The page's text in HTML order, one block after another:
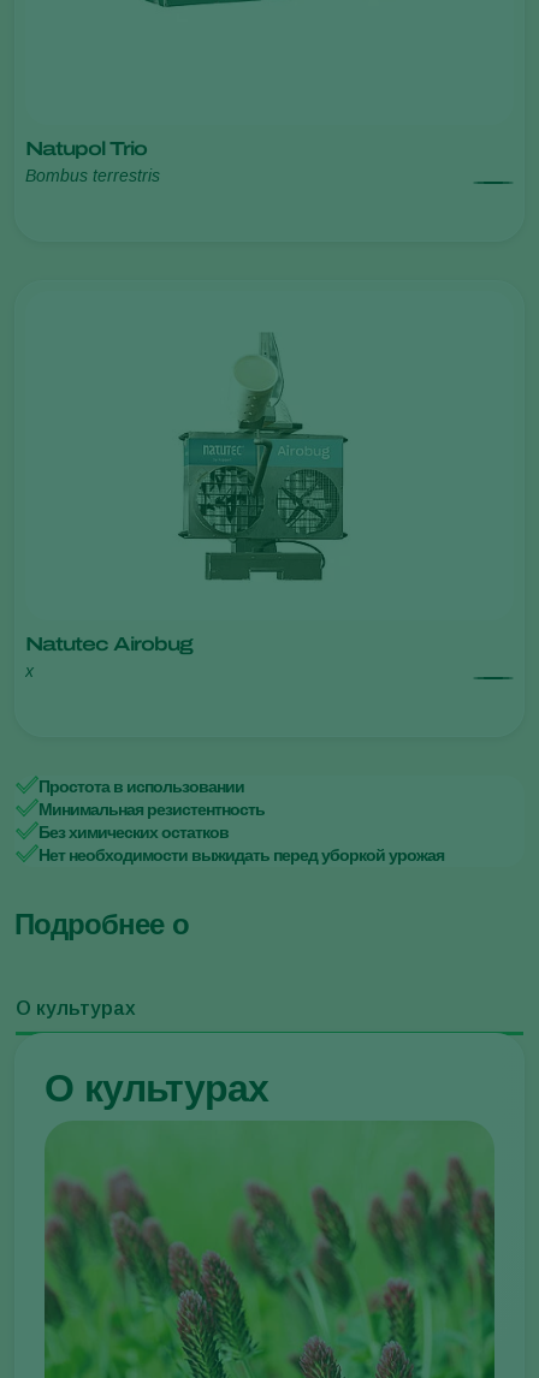
Natupol Trio
Bombus terrestris
Natutec Airobug
x
Простота в использовании
Минимальная резистентность
Без химических остатков
Нет необходимости выжидать перед уборкой урожая
Подробнее о
О культурах
О культурах